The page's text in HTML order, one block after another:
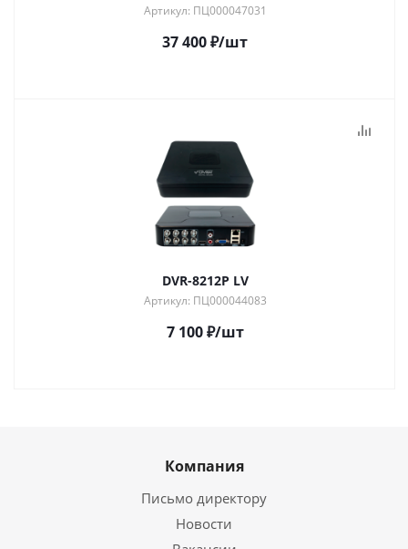
Артикул: ПЦ000047031
37 400₽/шт
DVR-8212P LV
Артикул: ПЦ000044083
7 100₽/шт
Компания
Письмо директору
Новости